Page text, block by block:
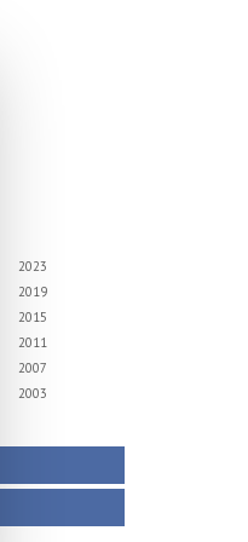
2023
2019
2015
2011
2007
2003